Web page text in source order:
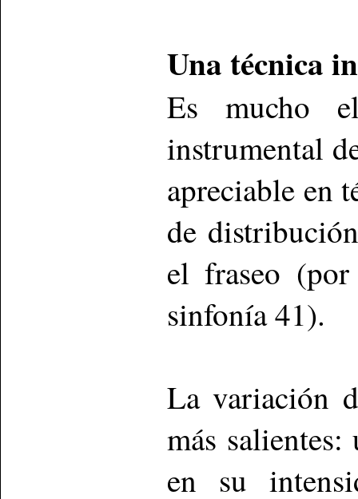
Una técnica
Es mucho
instrumental
apreciable en
de
el fraseo
sinfonía 41).
La variación
más
en su